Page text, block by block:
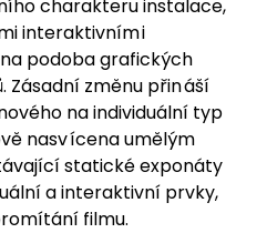
charakteru instalace,
interaktivními
podoba grafických
Zásadní změnu přináší
na individuální typ
nasvícena umělým
statické exponáty
a interaktivní prvky,
filmu.